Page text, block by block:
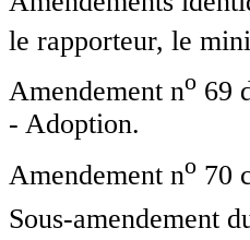
le rapporteur, le
Amendement no 69
- Adoption.
Amendement no 70
Sous-amendement